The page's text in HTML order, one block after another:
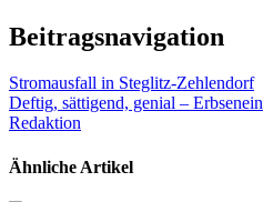
Beitragsnavigation
Stromausfall in Steglitz-Zehlendorf
Deftig, sättigend, genial –
Redaktion
Ähnliche Artikel